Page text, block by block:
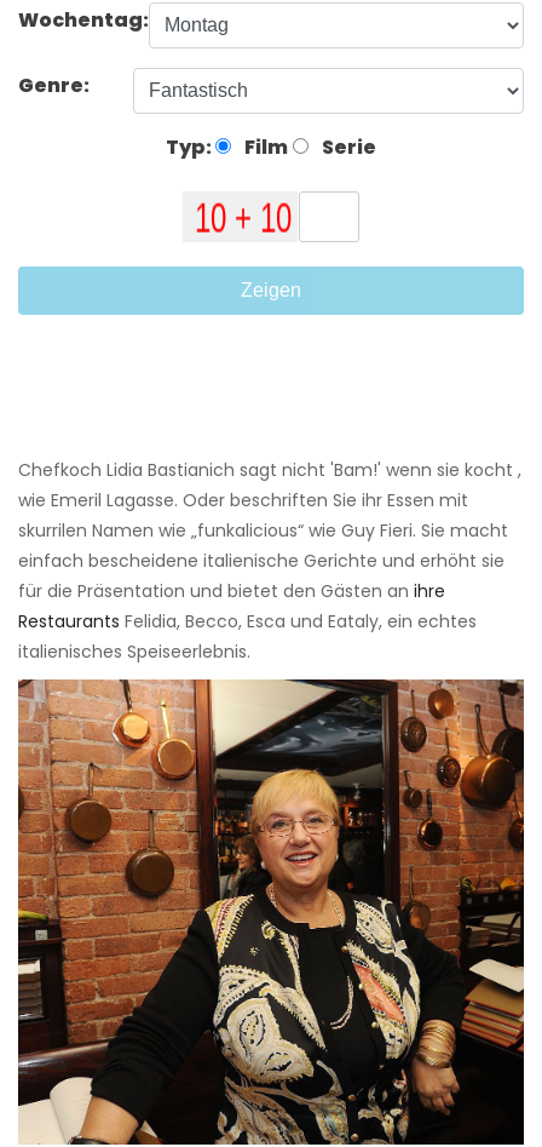
Wochentag:
Genre:
Typ: Film Serie
Zeigen
Chefkoch Lidia Bastianich sagt nicht 'Bam!' wenn sie kocht ,
wie Emeril Lagasse. Oder beschriften Sie ihr Essen mit
skurrilen Namen wie „funkalicious“ wie Guy Fieri. Sie macht
einfach bescheidene italienische Gerichte und erhöht sie
für die Präsentation und bietet den Gästen an ihre
Restaurants Felidia, Becco, Esca und Eataly, ein echtes
italienisches Speiseerlebnis.